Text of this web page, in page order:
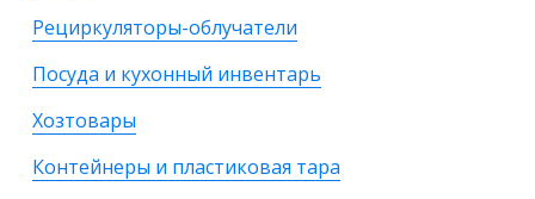
Рециркуляторы-облучатели
Посуда и кухонный инвентарь
Хозтовары
Контейнеры и пластиковая тара